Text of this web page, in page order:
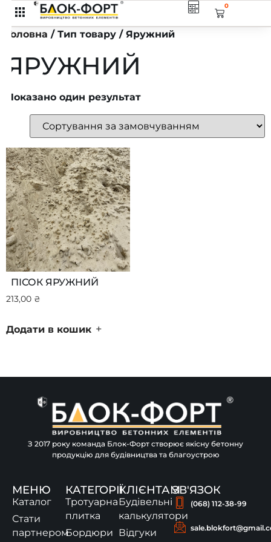
0
Головна / Тип товару / Яружний
ЯРУЖНИЙ
Показано один результат
ПІСОК ЯРУЖНИЙ
213,00 ₴
Додати в кошик +
З 2017 року команда Блок-Форт створює якісну бетонну
продукцію для будівництва та благоустрою
МЕНЮ
Каталог
Стати
партнером
КАТЕГОРІЇ
Тротуарна
плитка
Бордюри
КЛІЄНТАМ
Будівельні
калькулятори
Відгуки
ЗВ'ЯЗОК
(068) 112-38-99